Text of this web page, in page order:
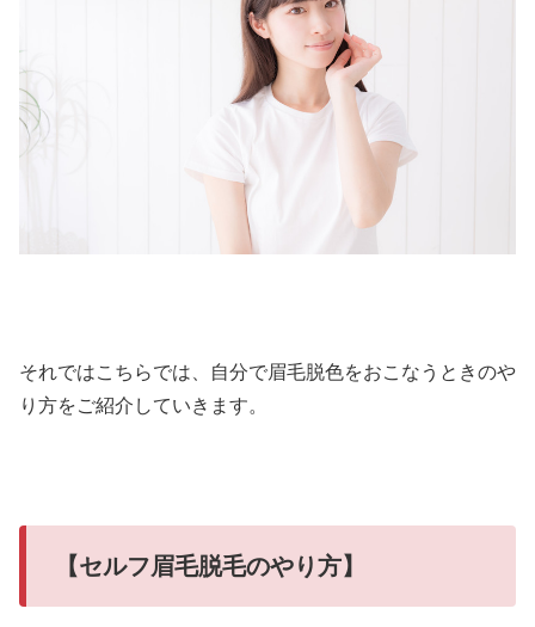
それではこちらでは、自分で眉毛脱色をおこなうときのや
り方をご紹介していきます。
【セルフ眉毛脱毛のやり方】